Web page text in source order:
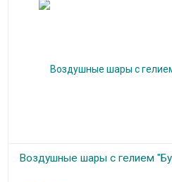
Воздушные шары с гелием